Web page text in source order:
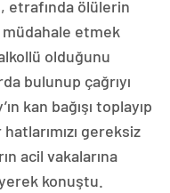
etrafında ölülerin
etmek
olduğunu
bulunup çağrıyı
kan bağışı toplayıp
gereksiz
acil vakalarına
konuştu.